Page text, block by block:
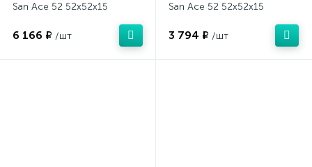
San Ace 52 52x52x15
6 166 ₽ /шт
San Ace 52 52x52x15
3 794 ₽ /шт